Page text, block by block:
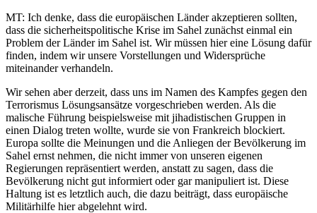
MT: Ich denke, dass die europäischen Länder akzeptieren sollten,
dass die sicherheitspolitische Krise im Sahel zunächst einmal ein
Problem der Länder im Sahel ist. Wir müssen hier eine Lösung dafür
finden, indem wir unsere Vorstellungen und Widersprüche
miteinander verhandeln.
Wir sehen aber derzeit, dass uns im Namen des Kampfes gegen den
Terrorismus Lösungsansätze vorgeschrieben werden. Als die
malische Führung beispielsweise mit jihadistischen Gruppen in
einen Dialog treten wollte, wurde sie von Frankreich blockiert.
Europa sollte die Meinungen und die Anliegen der Bevölkerung im
Sahel ernst nehmen, die nicht immer von unseren eigenen
Regierungen repräsentiert werden, anstatt zu sagen, dass die
Bevölkerung nicht gut informiert oder gar manipuliert ist. Diese
Haltung ist es letztlich auch, die dazu beiträgt, dass europäische
Militärhilfe hier abgelehnt wird.